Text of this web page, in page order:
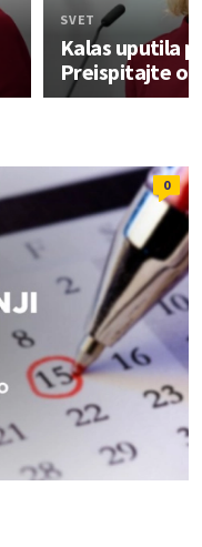
SVET
Kalas uputila
Preispitajte
0